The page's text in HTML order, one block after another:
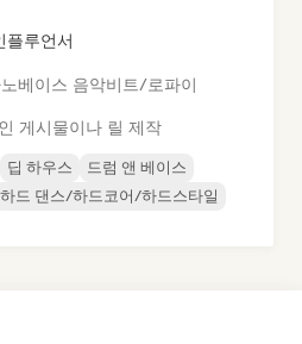
플루언서
베이스 음악비트/로파이
게시물이나 릴 제작
딥 하우스
드럼 앤 베이스
하드 댄스/하드코어/하드스타일